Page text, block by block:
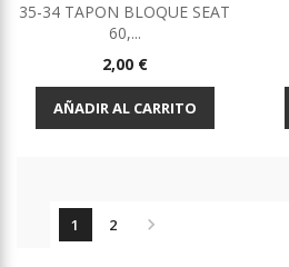
35-34 TAPON BLOQUE SEAT
60,...
Precio
2,00 €
AÑADIR AL CARRITO
1 2 